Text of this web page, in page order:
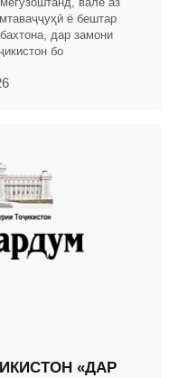
ё бештар
дар замони
бо
«ДАР